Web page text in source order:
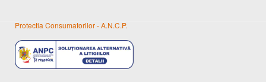
Protectia Consumatorilor - A.N.C.P.